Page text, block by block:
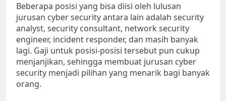
Beberapa posisi yang bisa diisi oleh lulusan
jurusan cyber security antara lain adalah security
analyst, security consultant, network security
engineer, incident responder, dan masih banyak
lagi. Gaji untuk posisi-posisi tersebut pun cukup
menjanjikan, sehingga membuat jurusan cyber
security menjadi pilihan yang menarik bagi banyak
orang.